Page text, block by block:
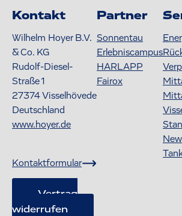
Kontakt
Wilhelm Hoyer B.V.
& Co. KG
Rudolf-Diesel-
Straße 1
27374Visselhövede
Deutschland
www.hoyer.de
Kontaktformular
Vertrag
widerrufen
Partner
Sonnentau
Erlebniscampus
HARLAPP
Fairox